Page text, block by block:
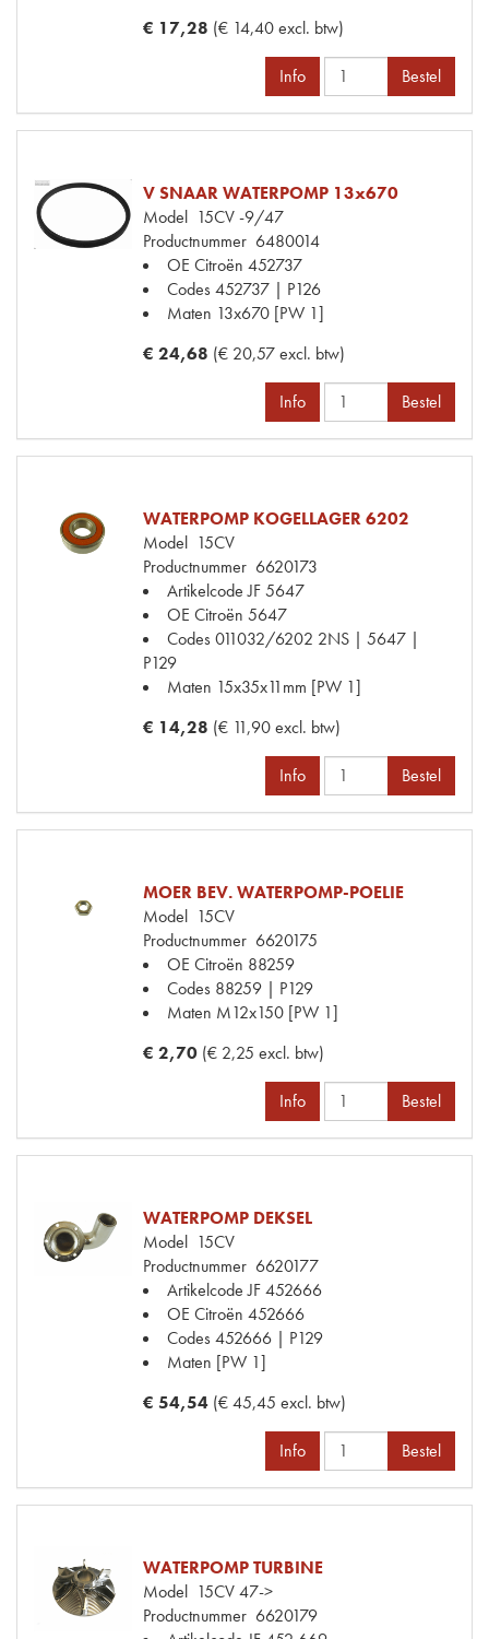
€ 17,28 (€ 14,40 excl. btw)
Info Bestel
V SNAAR WATERPOMP 13x670
Model 15CV -9/47
Productnummer 6480014
OE Citroën 452737
Codes452737 | P126
Maten 13x670 [PW 1]
€ 24,68 (€ 20,57 excl. btw)
Info Bestel
WATERPOMP KOGELLAGER 6202
Model 15CV
Productnummer 6620173
Artikelcode JF5647
OE Citroën 5647
Codes011032/6202 2NS | 5647 |
P129
Maten 15x35x11mm [PW 1]
€ 14,28 (€ 11,90 excl. btw)
Info Bestel
MOER BEV. WATERPOMP-POELIE
Model 15CV
Productnummer 6620175
OE Citroën 88259
Codes 88259 | P129
Maten M12x150 [PW 1]
€ 2,70 (€ 2,25 excl. btw)
Info Bestel
WATERPOMP DEKSEL
Model 15CV
Productnummer 6620177
Artikelcode JF452666
OE Citroën 452666
Codes452666 | P129
Maten [PW 1]
€ 54,54 (€ 45,45 excl. btw)
Info Bestel
WATERPOMP TURBINE
Model 15CV 47->
Productnummer 6620179